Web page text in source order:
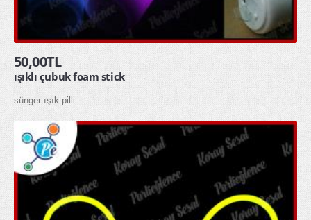
50,00TL
ışıklı çubuk foam stick
sünger ışık pilli